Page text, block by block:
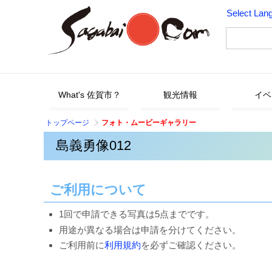
Select
What's 佐賀市？ 観光情報 イ
トップページ フォト・ムービーギャラリー
島義勇像012
ご利用について
1回で申請できる写真は5点までです。
用途が異なる場合は申請を分けてください。
ご利用前に利用規約を必ずご確認ください。